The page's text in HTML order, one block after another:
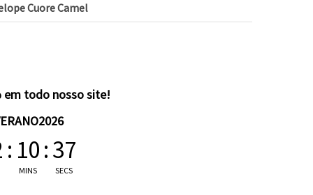
Cuore Camel
em todo nosso site!
: 10
MINS
:36
SECS